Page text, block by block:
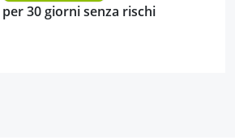
30 giorni senza rischi